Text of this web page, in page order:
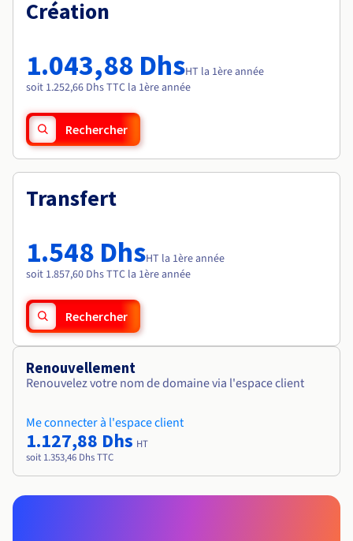
Tarifs
Roadmap & Changelog
Roadmap & Changelog
Création
1.043,88 DhsHT la 1ère année
soit 1.252,66 Dhs TTC la 1ère année
Rechercher
Transfert
1.548 DhsHT la 1ère année
soit 1.857,60 Dhs TTC la 1ère année
Rechercher
Renouvellement
Renouvelez votre nom de domaine via l'espace client
Me connecter à l'espace client
1.127,88 Dhs HT
soit 1.353,46 Dhs TTC